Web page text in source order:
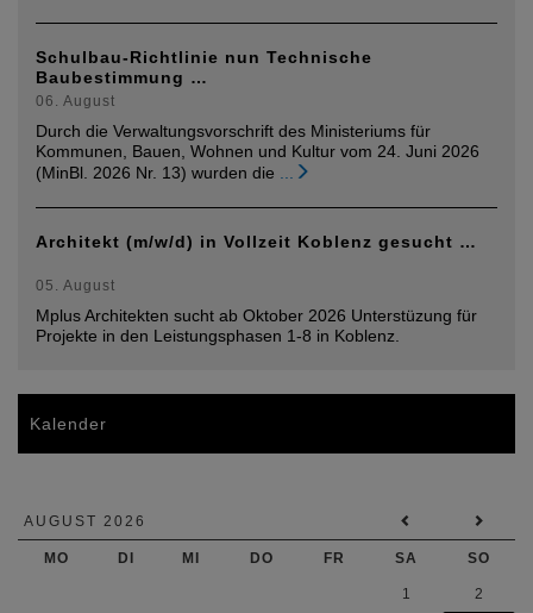
Schulbau-Richtlinie nun Technische
Baubestimmung …
06. August
Durch die Verwaltungsvorschrift des Ministeriums für
Kommunen, Bauen, Wohnen und Kultur vom 24. Juni 2026
(MinBl. 2026 Nr. 13) wurden die
Architekt (m/w/d) in Vollzeit Koblenz gesucht …
05. August
Mplus Architekten sucht ab Oktober 2026 Unterstüzung für
Projekte in den Leistungsphasen 1-8 in Koblenz.
Kalender
AUGUST 2026
MO DI MI DO FR SA SO
1 2